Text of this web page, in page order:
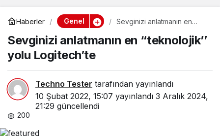
Haberler Genel
Sevginizi anlatmanın en
Logitech’te
Sevginizi anlatmanın en “teknolojik’’
yolu Logitech’te
Techno Tester tarafından yayınlandı
10 Şubat 2022, 15:07 yayınlandı 3 Aralık 2024,
21:29 güncellendi
200